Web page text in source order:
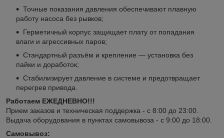
Точные показания давления обеспечивают плавную
работу насоса без рывков;
Герметичный корпус защищает плату от попадания
влаги и агрессивных паров;
Стандартный разъём и крепление — установка без
пайки и доработок;
Стабилизирует давление в системе и предотвращает
перегрев привода.
Работаем ЕЖЕДНЕВНО!!!
Прием заказов и техническая поддержка - с 8:00 до 23:00.
Выдача оборудования в пунктах самовывоза - с 9:00 до 18:00.
Самовывоз: